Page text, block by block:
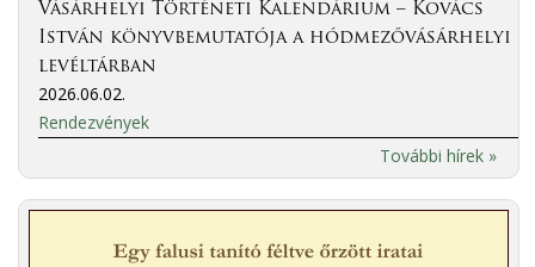
Vásárhelyi Történeti Kalendárium – Kovács
István könyvbemutatója a hódmezővásárhelyi
levéltárban
2026.06.02.
Rendezvények
További hírek »